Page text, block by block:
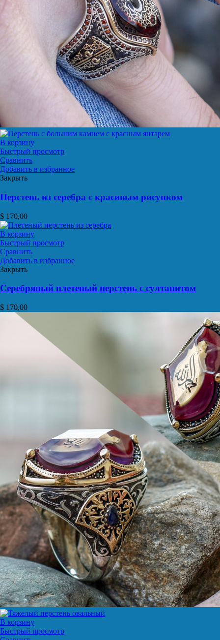
В корзину
Быстрый просмотр
Сравнить
Добавить в избранное
Закрыть
Перстень из серебра с красивым рисунком
$ 170,00
В корзину
Быстрый просмотр
Сравнить
Добавить в избранное
Закрыть
Серебряный плетеный перстень с султанитом
$ 170,00
В корзину
Быстрый просмотр